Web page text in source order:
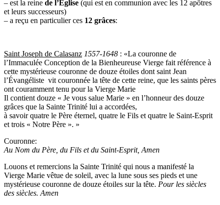
– est la reine de l’Église (qui est en communion avec les 12 apôtres
et leurs successeurs)
– a reçu en particulier ces 12 grâces:
Saint Joseph de Calasanz 1557-1648 : «La couronne de
l’Immaculée Conception de la Bienheureuse Vierge fait référence à
cette mystérieuse couronne de douze étoiles dont saint Jean
l’Évangéliste vit couronnée la tête de cette reine, que les saints pères
ont couramment tenu pour la Vierge Marie
Il contient douze « Je vous salue Marie » en l’honneur des douze
grâces que la Sainte Trinité lui a accordées,
à savoir quatre le Père éternel, quatre le Fils et quatre le Saint-Esprit
et trois « Notre Père ». »
Couronne:
Au Nom du Père, du Fils et du Saint-Esprit, Amen
Louons et remercions la Sainte Trinité qui nous a manifesté la
Vierge Marie vêtue de soleil, avec la lune sous ses pieds et une
mystérieuse couronne de douze étoiles sur la tête. Pour les siècles
des siècles. Amen